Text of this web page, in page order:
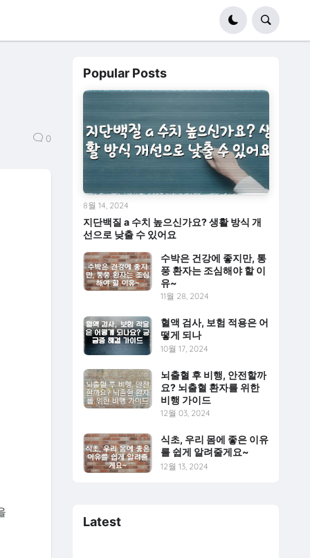
0
Popular Posts
지단백질 a 수치 높으신가요? 생활 방식 개
선으로 낮출 수 있어요
8월 14, 2024
수박은 건강에 좋지만, 통
풍 환자는 조심해야 할 이
유~
11월 28, 2024
혈액 검사, 보험 적용은 어
떻게 되나
10월 17, 2024
뇌출혈 후 비행, 안전할까
요? 뇌출혈 환자를 위한
비행 가이드
12월 03, 2024
식초, 우리 몸에 좋은 이유
를 쉽게 알려줄게요~
12월 13, 2024
Latest